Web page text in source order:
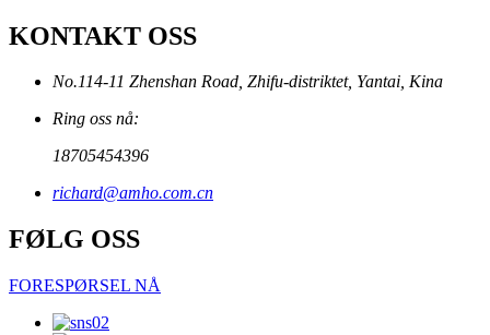
KONTAKT OSS
No.114-11 Zhenshan Road, Zhifu-distriktet, Yantai, Kina
Ring oss nå:
18705454396
richard@amho.com.cn
FØLG OSS
FORESPØRSEL NÅ